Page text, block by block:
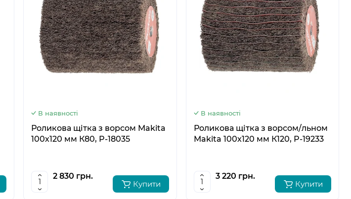
В наявності
Роликова щітка з ворсом Makita
100х120 мм К80, P-18035
2 830 грн.
Купити
В наявності
Роликова щітка з ворсом/льном
Makita 100х120 мм К120, P-19233
3 220 грн.
Купити